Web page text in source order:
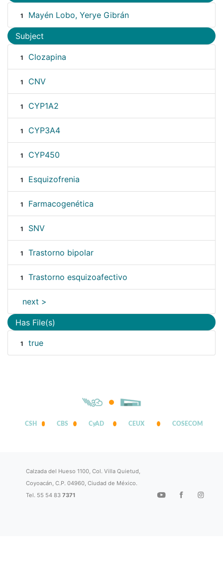
1 Mayén Lobo, Yerye Gibrán
Subject
1 Clozapina
1 CNV
1 CYP1A2
1 CYP3A4
1 CYP450
1 Esquizofrenia
1 Farmacogenética
1 SNV
1 Trastorno bipolar
1 Trastorno esquizoafectivo
next >
Has File(s)
1 true
CSH CBS CyAD CEUX COSECOM
Calzada del Hueso 1100, Col. Villa Quietud,
Coyoacán, C.P. 04960, Ciudad de México.
Tel. 55 54 837371